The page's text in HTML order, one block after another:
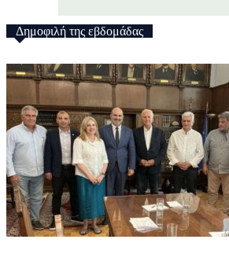
Δημοφιλή της εβδομάδας